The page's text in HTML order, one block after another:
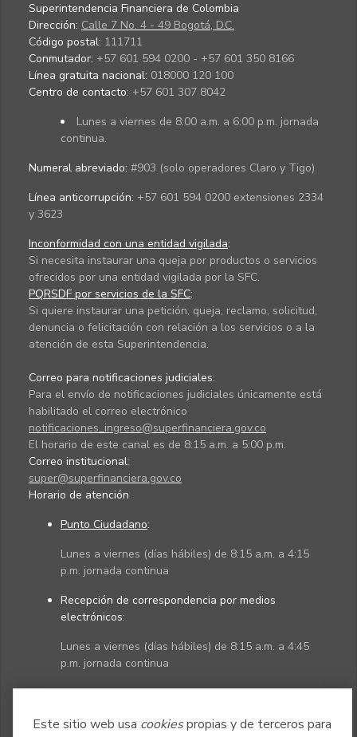
Este sitio web usa cookiespropias y de terceros para
Superintendencia Financiera de Colombia
Dirección: Calle 7 No. 4 - 49 Bogotá, D.C.
Código postal: 111711
Conmutador: +57 601 594 0200 - +57 601 350 8166
Línea gratuita nacional: 018000 120 100
Centro de contacto: +57 601 307 8042
Lunes a viernes de 8:00 a.m. a 6:00 p.m. jornada
continua.
Numeral abreviado: #903 (solo operadores Claro y Tigo)
Línea anticorrupción: +57 601 594 0200 extensiones 2334
y 3623
Inconformidad con una entidad vigilada:
Si necesita instaurar una queja por productos o servicios
ofrecidos por una entidad vigilada por la SFC.
PQRSDF por servicios de la SFC:
Si quiere instaurar una petición, queja, reclamo, solicitud,
denuncia o felicitación con relación a los servicios o a la
atención de esta Superintendencia.
Correo para notificaciones judiciales:
Para el envío de notificaciones judiciales únicamente está
habilitado el correo electrónico
notificaciones_ingreso@superfinanciera.gov.co
El horario de este canal es de 8:15 a.m. a 5:00 p.m.
Correo institucional:
super@superfinanciera.gov.co
Horario de atención
Punto Ciudadano:
Lunes a viernes (días hábiles) de 8:15 a.m. a 4:15
p.m. jornada continua
Recepción de correspondencia por medios
electrónicos:
Lunes a viernes (días hábiles) de 8:15 a.m. a 4:45
p.m. jornada continua